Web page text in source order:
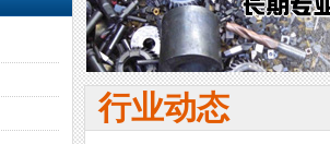
行业动态